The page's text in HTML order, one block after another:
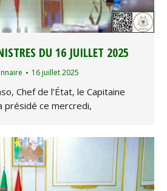
DU 16 JUILLET 2025
16 juillet 2025
Chef de l’État, le Capitaine
présidé ce mercredi,